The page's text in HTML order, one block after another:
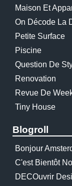
Maison Et
On Décode La
Petite Surface
Piscine
Question De
Renovation
Revue De
Tiny House
Blogroll
Bonjour
C'est Bientôt
DECOuvrir